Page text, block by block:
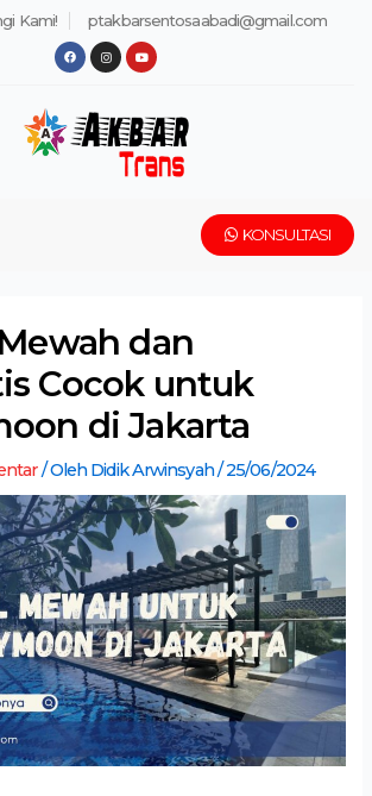
Kami! ptakbarsentosaabadi@gmail.com
F
a
c
k
I
n
s
r
a
m
Y
o
u
e
KONSULTASI
dan
Cocok untuk
di Jakarta
/ OlehDidik Arwinsyah/25/06/2024